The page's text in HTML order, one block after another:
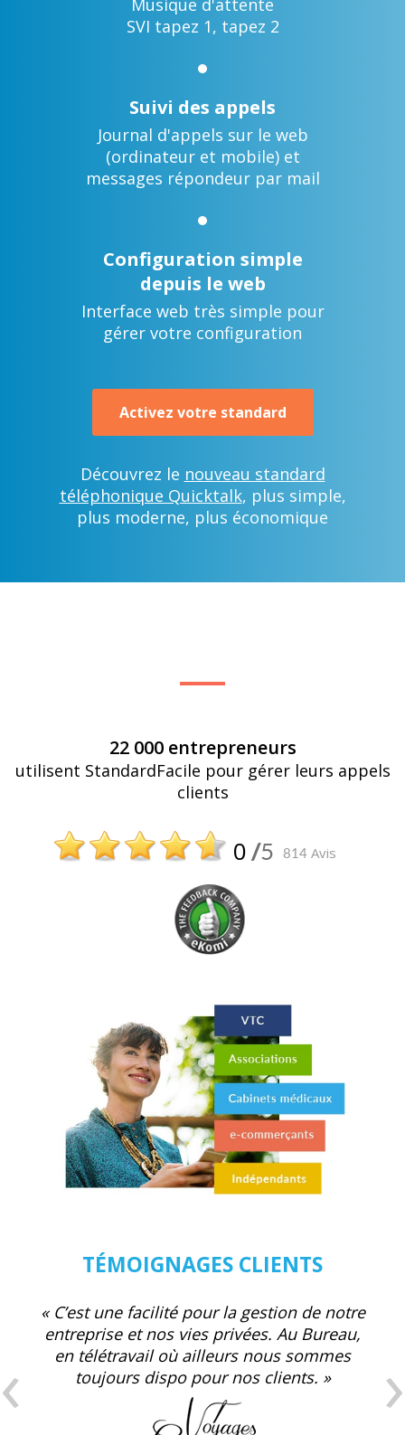
Musique d'attente
SVI tapez 1, tapez 2
Suivi des appels
Journal d'appels sur le web
(ordinateur et mobile) et
messages répondeur par mail
Configuration simple
depuis le web
Interface web très simple pour
gérer votre configuration
Activez votre standard
Découvrez le nouveau standard
téléphonique Quicktalk, plus simple,
plus moderne, plus économique
22 000 entrepreneurs
utilisent StandardFacile pour gérer leurs appels
clients
0/5 814 avis
TÉMOIGNAGES CLIENTS
‹
« C’est une facilité pour la gestion de notre
entreprise et nos vies privées. Au Bureau,
en télétravail où ailleurs nous sommes
toujours dispo pour nos clients. »
›